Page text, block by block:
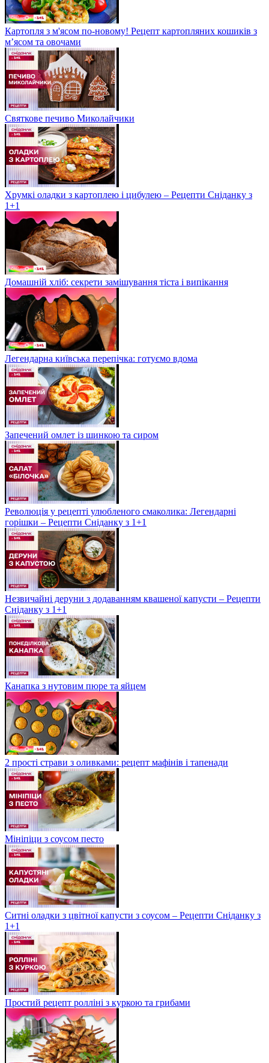
Картопля з м'ясом по-новому! Рецепт картопляних кошиків з
м’ясом та овочами
Святкове печиво Миколайчики
Хрумкі оладки з картоплею і цибулею – Рецепти Сніданку з
1+1
Домашній хліб: секрети замішування тіста і випікання
Легендарна київська перепічка: готуємо вдома
Запечений омлет із шинкою та сиром
Революція у рецепті улюбленого смаколика: Легендарні
горішки – Рецепти Сніданку з 1+1
Незвичайні деруни з додаванням квашеної капусти – Рецепти
Сніданку з 1+1
Канапка з нутовим пюре та яйцем
2 прості страви з оливками: рецепт мафінів і тапенади
Мініпіци з соусом песто
Ситні оладки з цвітної капусти з соусом – Рецепти Сніданку з
1+1
Простий рецепт ролліні з куркою та грибами